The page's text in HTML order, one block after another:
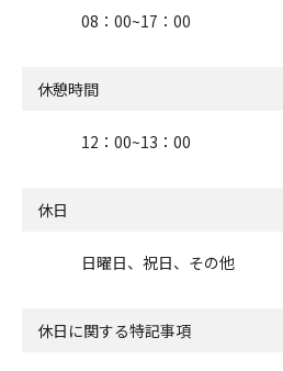
08：00~17：00
休憩時間
12：00~13：00
休日
日曜日、祝日、その他
休日に関する特記事項